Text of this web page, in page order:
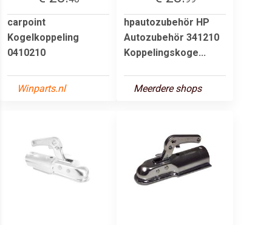
carpoint
Kogelkoppeling
0410210
Winparts.nl
hpautozubehör HP
Autozubehör 341210
Koppelingskoge...
Meerdere shops